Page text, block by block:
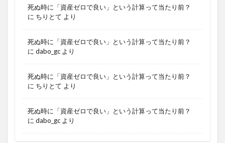
死ぬ時に「資産ゼロで良い」という計算って当たり前？
に ちりとて より
死ぬ時に「資産ゼロで良い」という計算って当たり前？
に dabo_gc より
死ぬ時に「資産ゼロで良い」という計算って当たり前？
に ちりとて より
死ぬ時に「資産ゼロで良い」という計算って当たり前？
に dabo_gc より